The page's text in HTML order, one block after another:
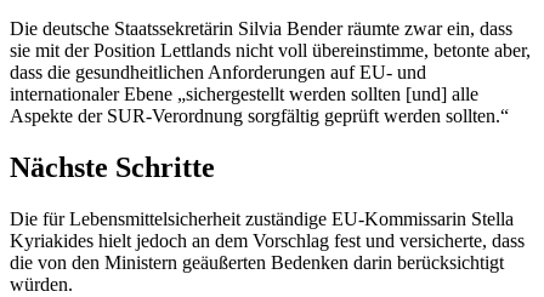
Die deutsche Staatssekretärin Silvia Bender räumte zwar ein, dass
sie mit der Position Lettlands nicht voll übereinstimme, betonte aber,
dass die gesundheitlichen Anforderungen auf EU- und
internationaler Ebene „sichergestellt werden sollten [und] alle
Aspekte der SUR-Verordnung sorgfältig geprüft werden sollten.“
Nächste Schritte
Die für Lebensmittelsicherheit zuständige EU-Kommissarin Stella
Kyriakides hielt jedoch an dem Vorschlag fest und versicherte, dass
die von den Ministern geäußerten Bedenken darin berücksichtigt
würden.